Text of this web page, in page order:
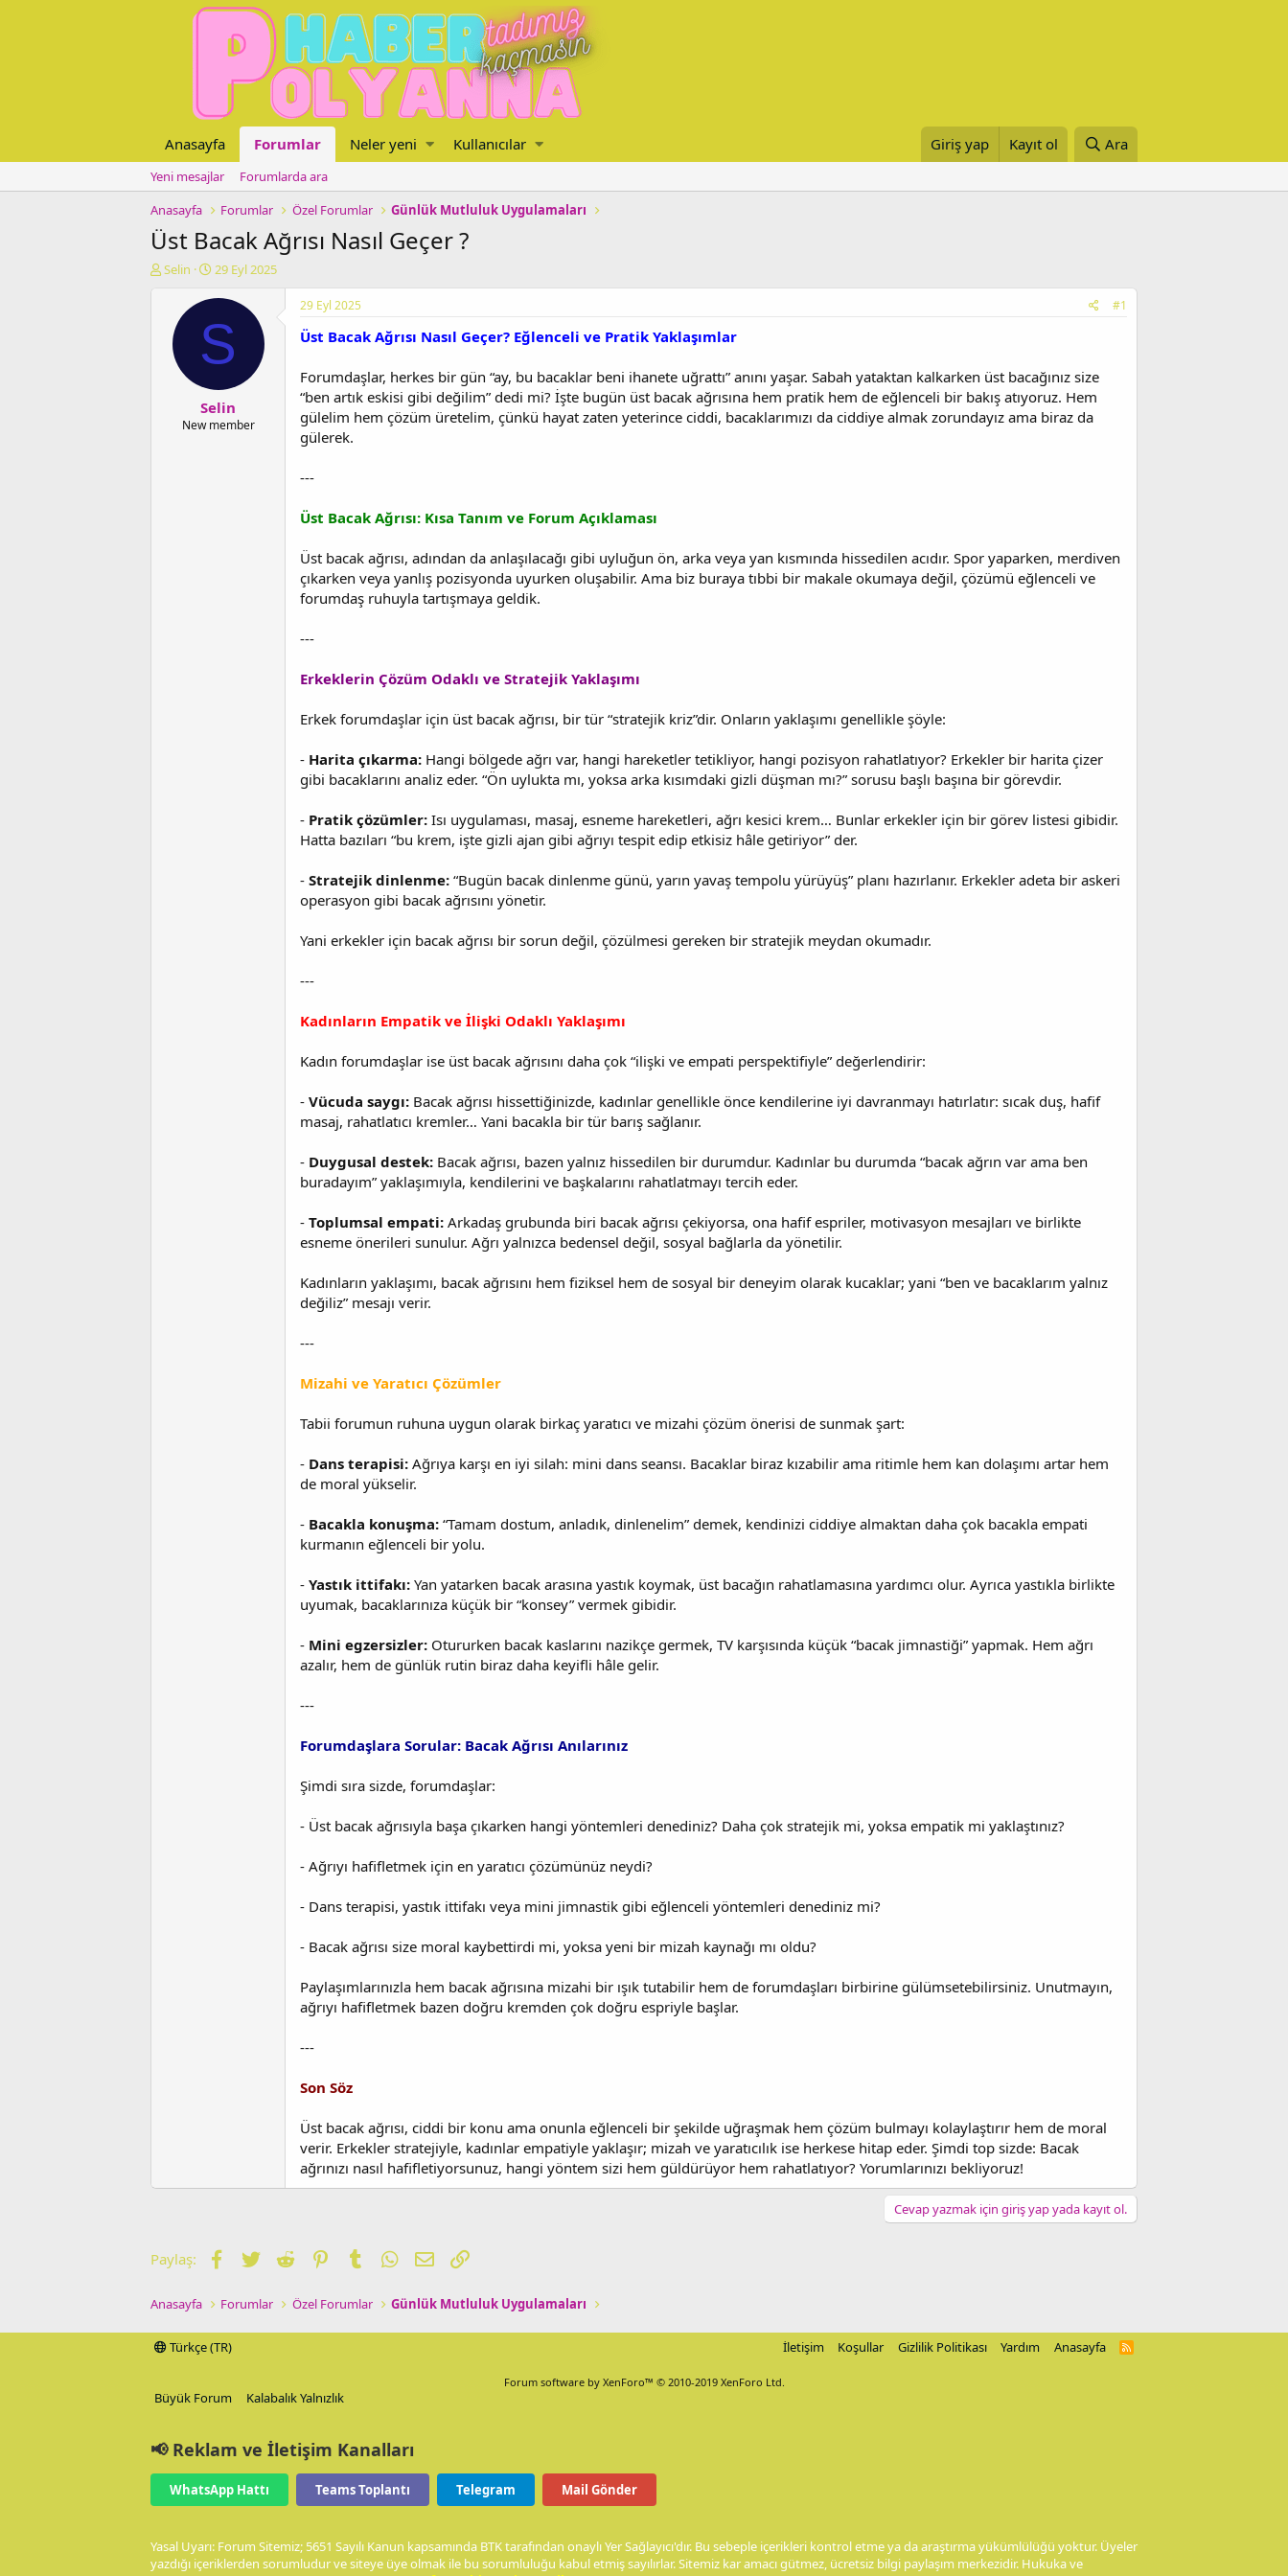
Anasayfa Forumlar Neler yeni Kullanıcılar Giriş yap Kayıt ol Ara
Yeni mesajlar
Forumlarda ara
Anasayfa
Forumlar Özel Forumlar Günlük Mutluluk Uygulamaları
Üst Bacak Ağrısı Nasıl Geçer ?
K
Selin
B
ş
l
a
ı
ç
t
29 Eyl 2025
S
Selin
New member
29 Eyl 2025 #1
Üst Bacak Ağrısı Nasıl Geçer? Eğlenceli ve Pratik Yaklaşımlar
Forumdaşlar, herkes bir gün “ay, bu bacaklar beni ihanete uğrattı” anını yaşar. Sabah yataktan kalkarken üst bacağınız size
“ben artık eskisi gibi değilim” dedi mi? İşte bugün üst bacak ağrısına hem pratik hem de eğlenceli bir bakış atıyoruz. Hem
gülelim hem çözüm üretelim, çünkü hayat zaten yeterince ciddi, bacaklarımızı da ciddiye almak zorundayız ama biraz da
gülerek.
---
Üst Bacak Ağrısı: Kısa Tanım ve Forum Açıklaması
Üst bacak ağrısı, adından da anlaşılacağı gibi uyluğun ön, arka veya yan kısmında hissedilen acıdır. Spor yaparken, merdiven
çıkarken veya yanlış pozisyonda uyurken oluşabilir. Ama biz buraya tıbbi bir makale okumaya değil, çözümü eğlenceli ve
forumdaş ruhuyla tartışmaya geldik.
---
Erkeklerin Çözüm Odaklı ve Stratejik Yaklaşımı
Erkek forumdaşlar için üst bacak ağrısı, bir tür “stratejik kriz”dir. Onların yaklaşımı genellikle şöyle:
- Harita çıkarma: Hangi bölgede ağrı var, hangi hareketler tetikliyor, hangi pozisyon rahatlatıyor? Erkekler bir harita çizer
gibi bacaklarını analiz eder. “Ön uylukta mı, yoksa arka kısımdaki gizli düşman mı?” sorusu başlı başına bir görevdir.
- Pratik çözümler: Isı uygulaması, masaj, esneme hareketleri, ağrı kesici krem… Bunlar erkekler için bir görev listesi gibidir.
Hatta bazıları “bu krem, işte gizli ajan gibi ağrıyı tespit edip etkisiz hâle getiriyor” der.
- Stratejik dinlenme: “Bugün bacak dinlenme günü, yarın yavaş tempolu yürüyüş” planı hazırlanır. Erkekler adeta bir askeri
operasyon gibi bacak ağrısını yönetir.
Yani erkekler için bacak ağrısı bir sorun değil, çözülmesi gereken bir stratejik meydan okumadır.
---
Kadınların Empatik ve İlişki Odaklı Yaklaşımı
Kadın forumdaşlar ise üst bacak ağrısını daha çok “ilişki ve empati perspektifiyle” değerlendirir:
- Vücuda saygı: Bacak ağrısı hissettiğinizde, kadınlar genellikle önce kendilerine iyi davranmayı hatırlatır: sıcak duş, hafif
masaj, rahatlatıcı kremler… Yani bacakla bir tür barış sağlanır.
- Duygusal destek: Bacak ağrısı, bazen yalnız hissedilen bir durumdur. Kadınlar bu durumda “bacak ağrın var ama ben
buradayım” yaklaşımıyla, kendilerini ve başkalarını rahatlatmayı tercih eder.
- Toplumsal empati: Arkadaş grubunda biri bacak ağrısı çekiyorsa, ona hafif espriler, motivasyon mesajları ve birlikte
esneme önerileri sunulur. Ağrı yalnızca bedensel değil, sosyal bağlarla da yönetilir.
Kadınların yaklaşımı, bacak ağrısını hem fiziksel hem de sosyal bir deneyim olarak kucaklar; yani “ben ve bacaklarım yalnız
değiliz” mesajı verir.
---
Mizahi ve Yaratıcı Çözümler
Tabii forumun ruhuna uygun olarak birkaç yaratıcı ve mizahi çözüm önerisi de sunmak şart:
- Dans terapisi: Ağrıya karşı en iyi silah: mini dans seansı. Bacaklar biraz kızabilir ama ritimle hem kan dolaşımı artar hem
de moral yükselir.
- Bacakla konuşma: “Tamam dostum, anladık, dinlenelim” demek, kendinizi ciddiye almaktan daha çok bacakla empati
kurmanın eğlenceli bir yolu.
- Yastık ittifakı: Yan yatarken bacak arasına yastık koymak, üst bacağın rahatlamasına yardımcı olur. Ayrıca yastıkla birlikte
uyumak, bacaklarınıza küçük bir “konsey” vermek gibidir.
- Mini egzersizler: Otururken bacak kaslarını nazikçe germek, TV karşısında küçük “bacak jimnastiği” yapmak. Hem ağrı
azalır, hem de günlük rutin biraz daha keyifli hâle gelir.
---
Forumdaşlara Sorular: Bacak Ağrısı Anılarınız
Şimdi sıra sizde, forumdaşlar:
- Üst bacak ağrısıyla başa çıkarken hangi yöntemleri denediniz? Daha çok stratejik mi, yoksa empatik mi yaklaştınız?
- Ağrıyı hafifletmek için en yaratıcı çözümünüz neydi?
- Dans terapisi, yastık ittifakı veya mini jimnastik gibi eğlenceli yöntemleri denediniz mi?
- Bacak ağrısı size moral kaybettirdi mi, yoksa yeni bir mizah kaynağı mı oldu?
Paylaşımlarınızla hem bacak ağrısına mizahi bir ışık tutabilir hem de forumdaşları birbirine gülümsetebilirsiniz. Unutmayın,
ağrıyı hafifletmek bazen doğru kremden çok doğru espriyle başlar.
---
Son Söz
Üst bacak ağrısı, ciddi bir konu ama onunla eğlenceli bir şekilde uğraşmak hem çözüm bulmayı kolaylaştırır hem de moral
verir. Erkekler stratejiyle, kadınlar empatiyle yaklaşır; mizah ve yaratıcılık ise herkese hitap eder. Şimdi top sizde: Bacak
ağrınızı nasıl hafifletiyorsunuz, hangi yöntem sizi hem güldürüyor hem rahatlatıyor? Yorumlarınızı bekliyoruz!
Cevap yazmak için giriş yap yada kayıt ol.
Paylaş: Facebook
TwitterReddit PinterestTumblrWhatsApp
E-postaLink
Anasayfa Forumlar Özel Forumlar Günlük Mutluluk Uygulamaları
Türkçe (TR) İletişim Koşullar Gizlilik Politikası Yardım Anasayfa
R
Forum software by XenForo™ © 2010-2019 XenForo Ltd.
Büyük Forum Kalabalık Yalnızlık
📢 Reklam ve İletişim Kanalları
WhatsApp Hattı Teams Toplantı Telegram Mail Gönder
Yasal Uyarı: Forum Sitemiz; 5651 Sayılı Kanun kapsamında BTK tarafından onaylı Yer Sağlayıcı'dır. Bu sebeple içerikleri kontrol etme ya da araştırma yükümlülüğü yoktur. Üyeler
yazdığı içeriklerden sorumludur ve siteye üye olmak ile bu sorumluluğu kabul etmiş sayılırlar. Sitemiz kar amacı gütmez, ücretsiz bilgi paylaşım merkezidir. Hukuka ve